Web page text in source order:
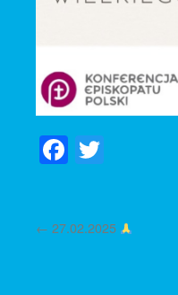
Facebook
← 27.02.2025